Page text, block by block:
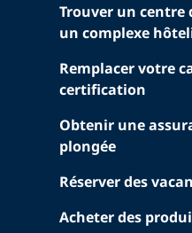
Trouver un centre
un complexe
Remplacer votre
certification
Obtenir une
plongée
Réserver des
Acheter des